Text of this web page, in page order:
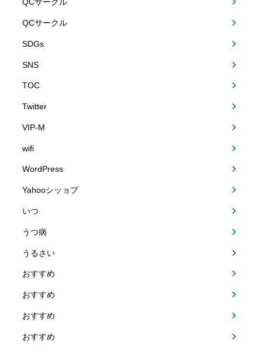
QCサークル
SDGs
SNS
TOC
Twitter
VIP-M
wifi
WordPress
Yahooシッョプ
いつ
うつ病
うるさい
おすすめ
おすすめ
おすすめ
おすすめ